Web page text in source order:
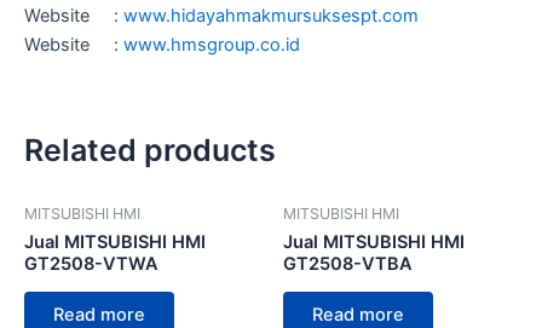
Website : www.hidayahmakmursuksespt.com
Website : www.hmsgroup.co.id
Related products
MITSUBISHI HMI
Jual MITSUBISHI HMI
GT2508-VTWA
Read more
MITSUBISHI HMI
Jual MITSUBISHI HMI
GT2508-VTBA
Read more